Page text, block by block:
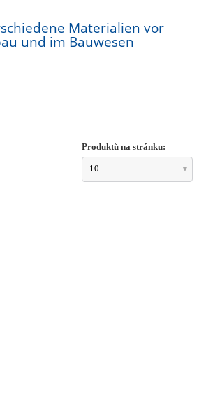
Materialien vor
und im Bauwesen
Produktů na stránku:
10